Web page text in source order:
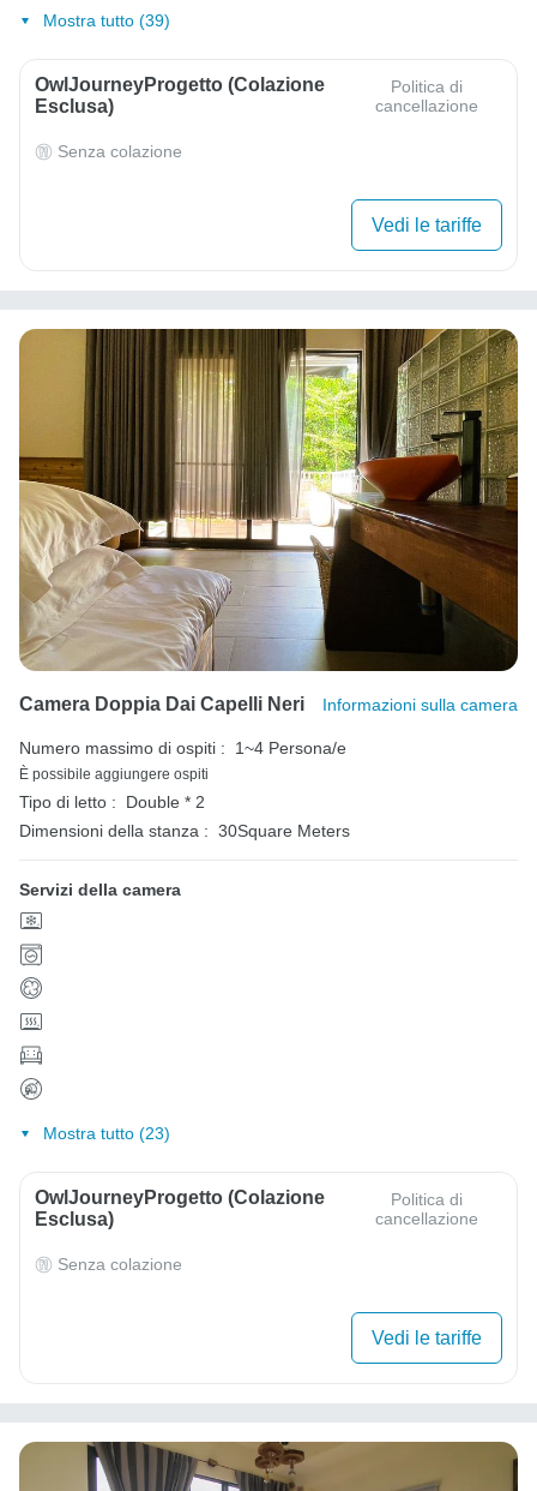
Mostra tutto (39)
OwlJourneyProgetto (colazione
Esclusa)
Politica di
cancellazione
Senza colazione
Vedi le tariffe
Camera Doppia Dai Capelli Neri Informazioni sulla camera
Numero massimo di ospiti : 1~4 Persona/e
È possibile aggiungere ospiti
Tipo di letto :
Double * 2
Dimensioni della stanza : 30Square Meters
Servizi della camera
Mostra tutto (23)
OwlJourneyProgetto (colazione
Esclusa)
Politica di
cancellazione
Senza colazione
Vedi le tariffe